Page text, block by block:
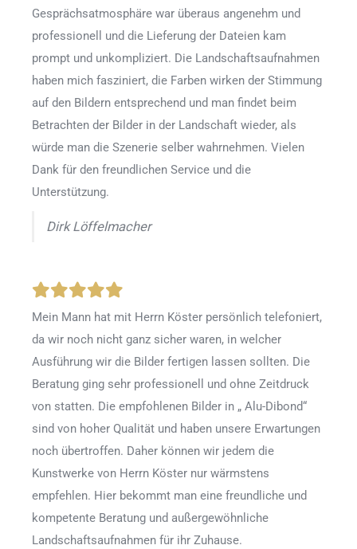
Gesprächsatmosphäre war überaus angenehm und
professionell und die Lieferung der Dateien kam
prompt und unkompliziert. Die Landschaftsaufnahmen
haben mich fasziniert, die Farben wirken der Stimmung
auf den Bildern entsprechend und man findet beim
Betrachten der Bilder in der Landschaft wieder, als
würde man die Szenerie selber wahrnehmen. Vielen
Dank für den freundlichen Service und die
Unterstützung.
Dirk Löffelmacher
Mein Mann hat mit Herrn Köster persönlich telefoniert,
da wir noch nicht ganz sicher waren, in welcher
Ausführung wir die Bilder fertigen lassen sollten. Die
Beratung ging sehr professionell und ohne Zeitdruck
von statten. Die empfohlenen Bilder in „ Alu-Dibond“
sind von hoher Qualität und haben unsere Erwartungen
noch übertroffen. Daher können wir jedem die
Kunstwerke von Herrn Köster nur wärmstens
empfehlen. Hier bekommt man eine freundliche und
kompetente Beratung und außergewöhnliche
Landschaftsaufnahmen für ihr Zuhause.